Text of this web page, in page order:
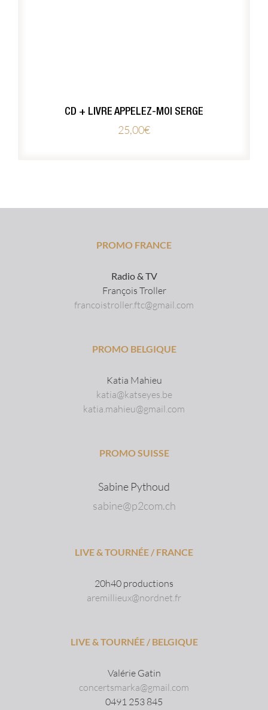
CD + LIVRE APPELEZ-MOI SERGE
25,00€
PROMO FRANCE
Radio & TV
François Troller
francoistroller.ftc@gmail.com
PROMO BELGIQUE
Katia Mahieu
katia@katseyes.be
katia.mahieu@gmail.com
PROMO SUISSE
Sabine Pythoud
sabine@p2com.ch
LIVE & TOURNÉE / FRANCE
20h40 productions
aremillieux@nordnet.fr
LIVE & TOURNÉE / BELGIQUE
Valérie Gatin
concertsmarka@gmail.com
0491 253 845